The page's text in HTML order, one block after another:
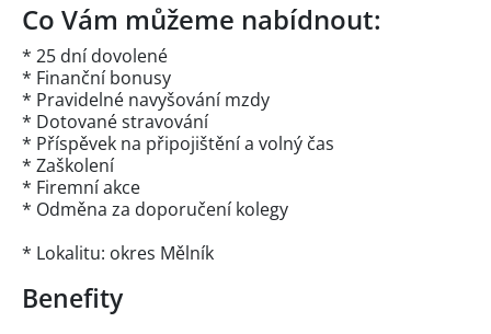
Co Vám můžeme nabídnout:
* 25 dní dovolené
* Finanční bonusy
* Pravidelné navyšování mzdy
* Dotované stravování
* Příspěvek na připojištění a volný čas
* Zaškolení
* Firemní akce
* Odměna za doporučení kolegy
* Lokalitu: okres Mělník
Benefity